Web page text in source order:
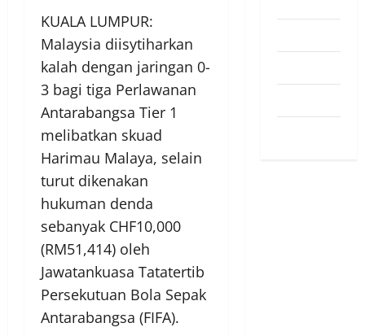
KUALA LUMPUR:
Malaysia diisytiharkan
kalah dengan jaringan 0-
3 bagi tiga Perlawanan
Antarabangsa Tier 1
melibatkan skuad
Harimau Malaya, selain
turut dikenakan
hukuman denda
sebanyak CHF10,000
(RM51,414) oleh
Jawatankuasa Tatatertib
Persekutuan Bola Sepak
Antarabangsa (FIFA).